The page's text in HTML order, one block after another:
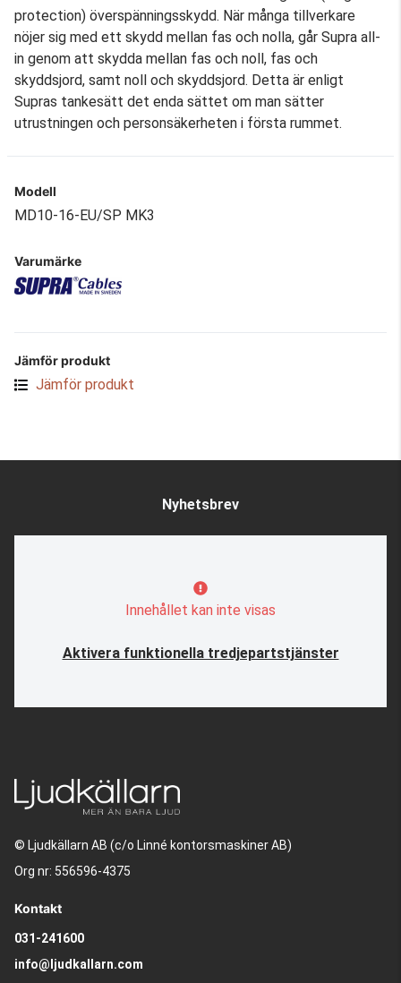
protection) överspänningsskydd. När många tillverkare
nöjer sig med ett skydd mellan fas och nolla, går Supra all-
in genom att skydda mellan fas och noll, fas och
skyddsjord, samt noll och skyddsjord. Detta är enligt
Supras tankesätt det enda sättet om man sätter
utrustningen och personsäkerheten i första rummet.
Modell
MD10-16-EU/SP MK3
Varumärke
Jämför produkt
Jämför produkt
Nyhetsbrev
Innehållet kan inte visas
Aktivera funktionella tredjepartstjänster
© Ljudkällarn AB (c/o Linné kontorsmaskiner AB)
Org nr: 556596-4375
Kontakt
031-241600
info@ljudkallarn.com